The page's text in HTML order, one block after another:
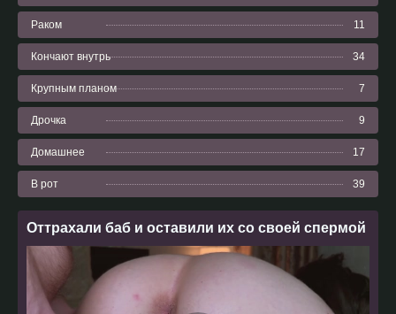
Раком 11
Кончают внутрь 34
Крупным планом 7
Дрочка 9
Домашнее 17
В рот 39
Оттрахали баб и оставили их со своей спермой